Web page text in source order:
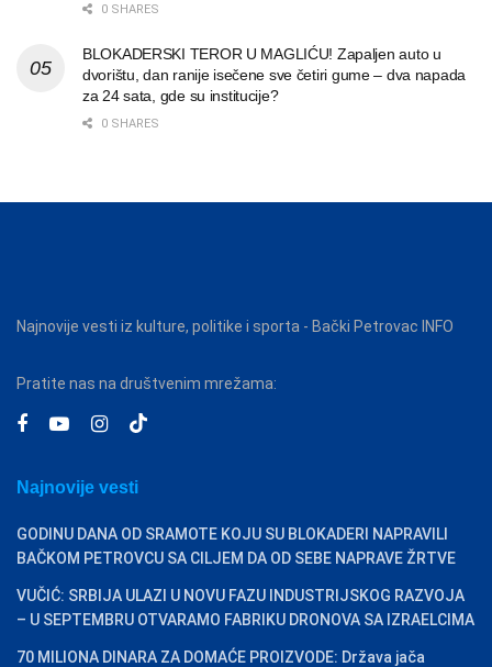
0 SHARES
BLOKADERSKI TEROR U MAGLIĆU! Zapaljen auto u
dvorištu, dan ranije isečene sve četiri gume – dva napada
za 24 sata, gde su institucije?
0 SHARES
Najnovije vesti iz kulture, politike i sporta - Bački Petrovac INFO
Pratite nas na društvenim mrežama:
Najnovije vesti
GODINU DANA OD SRAMOTE KOJU SU BLOKADERI NAPRAVILI
BAČKOM PETROVCU SA CILJEM DA OD SEBE NAPRAVE ŽRTVE
VUČIĆ: SRBIJA ULAZI U NOVU FAZU INDUSTRIJSKOG RAZVOJA
– U SEPTEMBRU OTVARAMO FABRIKU DRONOVA SA IZRAELCIMA
70 MILIONA DINARA ZA DOMAĆE PROIZVODE: Država jača